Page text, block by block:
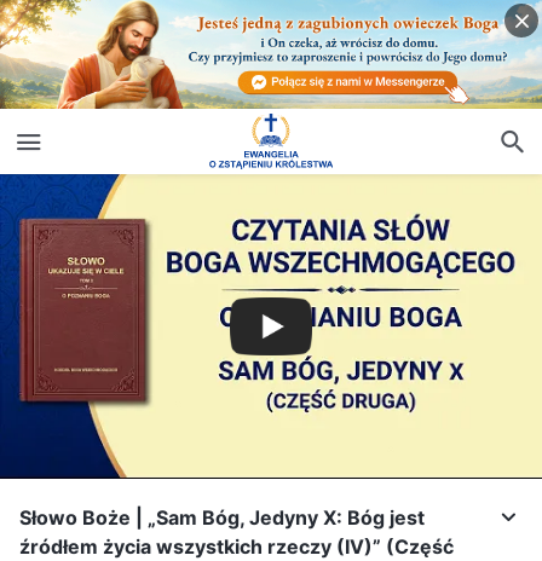
Słowo Boże | „Sam Bóg, Jedyny X: Bóg jest
źródłem życia wszystkich rzeczy (IV)” (Część